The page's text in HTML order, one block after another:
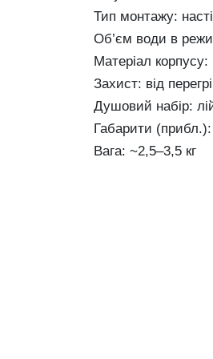
Тип монтажу:
Об’єм води в
Матеріал
Захист: від
Душовий набір:
Габарити
Вага: ~2,5–3,5 кг